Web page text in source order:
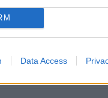
Data Access
Λυκαβηττό κοντά
ΕΛΛAΔΑ
Βρέθηκε σορός
Βρέθηκε σορός
Ισιδώρων